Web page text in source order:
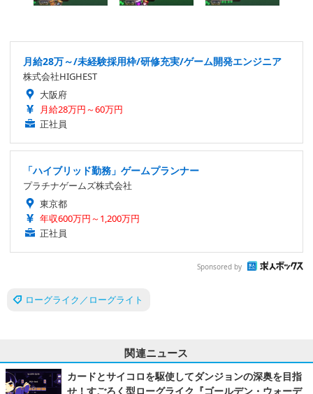
月給28万～/未経験採用枠/研修充実/ゲーム開発エンジニア
株式会社HIGHEST
大阪府
月給28万円～60万円
正社員
「ハイブリッド勤務」ゲームプランナー
プラチナゲームズ株式会社
東京都
年収600万円～1,200万円
正社員
Sponsored by
ローグライク／ローグライト
関連ニュース
カードとサイコロを駆使してダンジョンの深奥を目指
せ！すごろく型ローグライク『ゴールデン・ウォーデ